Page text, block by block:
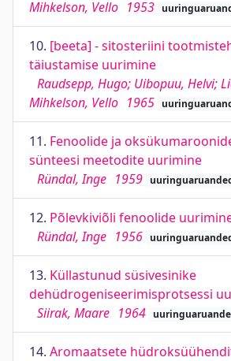
Mihkelson, Vello 1953
10. [beeta] - sitosteriini
täiustamise uurimine
Raudsepp, Hugo; Uibopuu, Helvi;
Mihkelson, Vello 1965
11. Fenoolide ja
sünteesi meetodite uurimine
Ründal, Inge 1959
12. Põlevkiviõli fenoolide
Ründal, Inge 1956
13. Küllastunud süsivesinike
dehüdrogeniseerimisprotsessi
Siirak, Maare 1964
14. Aromaatsete